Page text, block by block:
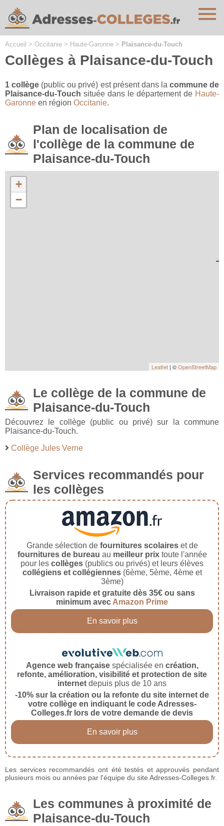
Accueil > Occitanie > Haute-Garonne > Plaisance-du-Touch
Collèges à Plaisance-du-Touch
1 collège (public ou privé) est présent dans la commune de
Plaisance-du-Touch située dans le département de Haute-
Garonne en région Occitanie.
Plan de localisation de
l'collège de la commune de
Plaisance-du-Touch
+
−
Leaflet | ©OpenStreetMap
Le collège de la commune de
Plaisance-du-Touch
Découvrez le collège (public ou privé) sur la commune
Plaisance-du-Touch.
Collège Jules Verne
Services recommandés pour
les collèges
Grande sélection de fournitures scolaireset de
fournitures de bureau au meilleur prixtoute l'année
pour les collèges (publics ou privés) et leurs élèves
collégiens et collégiennes(6ème, 5ème, 4ème et
3ème)
Livraison rapide et gratuite dès 35€ ou sans
minimum avec Amazon Prime
En savoir plus
Agence web françaisespécialisée en création,
refonte, amélioration, visibilité et protection de site
internet depuis plus de 10 ans
-10% sur la création ou la refonte du site internet de
votre collège en indiquant le code Adresses-
Colleges.fr lors de votre demande de devis
En savoir plus
Les services recommandés ont été testés et approuvés pendant
plusieurs mois ou années par l'équipe du site Adresses-Colleges.fr.
Les communes à proximité de
Plaisance-du-Touch